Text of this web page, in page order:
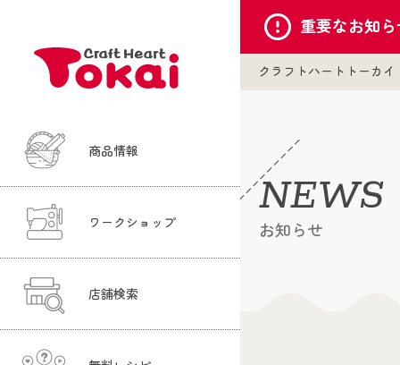
商品情報
ワークショップ
店舗検索
重要なお知
クラフトハートトーカイ
NEWS
お知らせ